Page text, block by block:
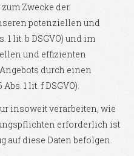
Zwecke der
potenziellen und
1 lit. b DSGVO) und im
und effizienten
durch einen
1 lit. f DSGVO).
insoweit verarbeiten, wie
erforderlich ist
auf diese Daten befolgen.